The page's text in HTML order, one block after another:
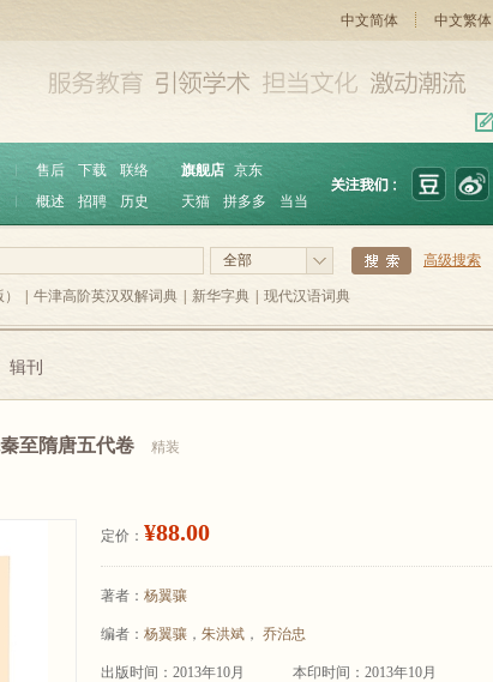
中文简体 中文繁体
︱ 售后 下载
联络
概述 招聘 历史
旗舰店 京东
天猫
拼多多 当当
全部 高级搜索
牛津高阶英汉双解词典 新华字典 现代汉语词典
辑刊
至隋唐五代卷
精装
定价： ¥88.00
著者： 杨翼骧
编者： 杨翼骧 ， 朱洪斌 ， 乔治忠
出版时间：2013年10月 本印时间：2013年10月